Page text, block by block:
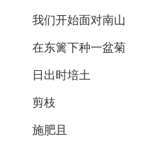
我们开始面对南山
在东篱下种一盆菊
日出时培土
剪枝
施肥且